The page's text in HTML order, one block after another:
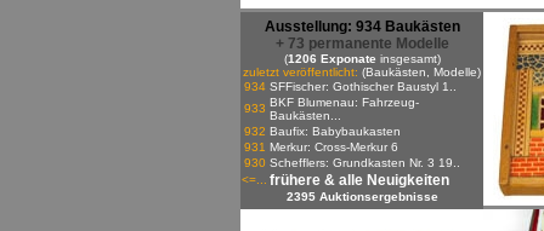
Ausstellung: 934 Baukästen
+ 73 permanente Modelle
(1206 Exponate insgesamt)
zuletzt veröffentlicht: (Baukästen, Modelle)
934 SFFischer: Gothischer Baustyl 1..
933 BKF Blumenau: Fahrzeug-
Baukästen...
932 Baufix: Babybaukasten
931 Merkur: Cross-Merkur 6
930 Schefflers: Grundkasten Nr. 3 19..
<=...
frühere & alle Neuigkeiten
2395 Auktionsergebnisse